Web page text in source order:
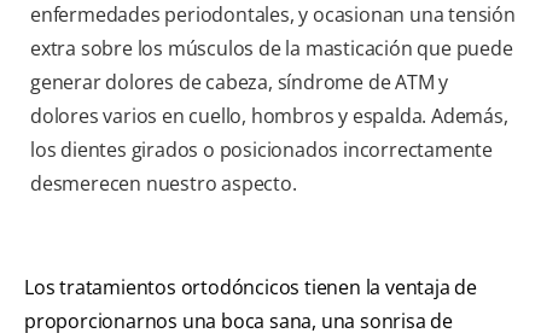
enfermedades periodontales, y ocasionan una tensión
extra sobre los músculos de la masticación que puede
generar dolores de cabeza, síndrome de ATM y
dolores varios en cuello, hombros y espalda. Además,
los dientes girados o posicionados incorrectamente
desmerecen nuestro aspecto.
Los tratamientos ortodóncicos tienen la ventaja de
proporcionarnos una boca sana, una sonrisa de